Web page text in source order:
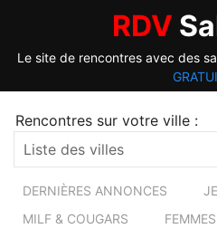
RDV
Le site de rencontres avec des
Rencontres sur votre ville :
DERNIÈRES ANNONCES
MILF & COUGARS